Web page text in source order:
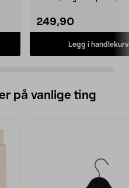
249,90
Legg i handlekurv
på vanlige ting